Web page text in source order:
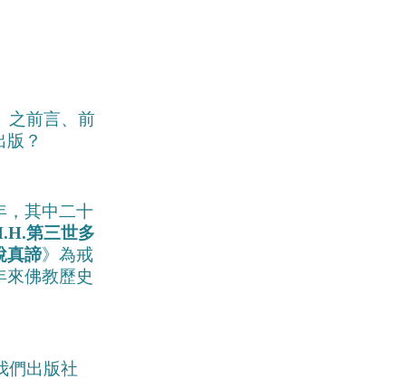
之前言、前
版？
，其中二十
第三世多
真諦》為戒
來佛教歷史
們出版社